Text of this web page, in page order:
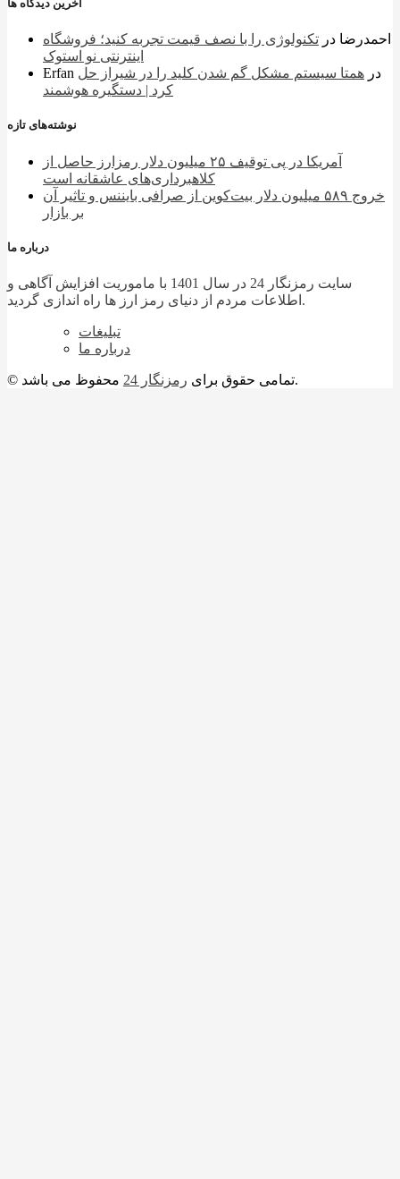
آخرین دیدگاه ها
احمدرضا در تکنولوژی را با نصف قیمت تجربه کنید؛ فروشگاه
اینترنتی نو استوک
Erfan
در همتا سیستم مشکل گم شدن کلید را در شیراز حل
کرد | دستگیره هوشمند
نوشته‌های تازه
آمریکا در پی توقیف ۲۵ میلیون دلار رمزارز حاصل از
کلاهبرداری‌های عاشقانه است
خروج ۵۸۹ میلیون دلار بیت‌کوین از صرافی بایننس و تاثیر آن
بر بازار
درباره ما
سایت رمزنگار 24 در سال 1401 با ماموریت افزایش آگاهی و
اطلاعات مردم از دنیای رمز ارز ها راه اندازی گردید.
تبلیغات
درباره ما
© تمامی حقوق برای رمزنگار 24 محفوظ می باشد.